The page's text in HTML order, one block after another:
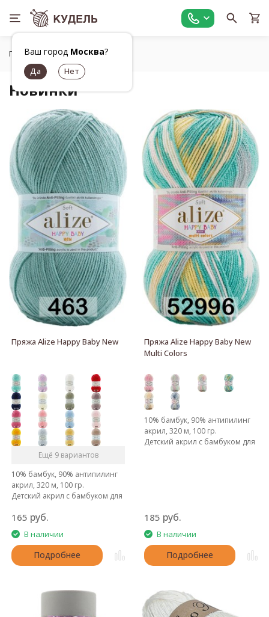
Ваш город Москва?
Главная Новинки
Новинки
Пряжа Alize Happy Baby New
Ещё 9 вариантов
10% бамбук, 90% антипилинг
акрил, 320 м, 100 гр.
Детский акрил с бамбуком для
165 руб.
В наличии
Подробнее
Пряжа Alize Happy Baby New
Multi Colors
10% бамбук, 90% антипилинг
акрил, 320 м, 100 гр.
Детский акрил с бамбуком для
185 руб.
В наличии
Подробнее